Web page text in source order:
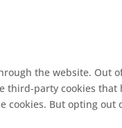
the website.
party cookies
But opting